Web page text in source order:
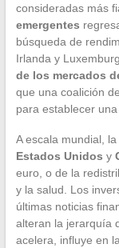
consideradas más
emergentes
búsqueda de
Irlanda y
de los mercados
que una coalición
para establecer
A escala mundial,
Estados Unidos y
euro, o de la
y la salud. Los
últimas noticias
alteran la jerarquía
acelera, influye en